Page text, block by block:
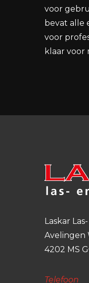
voor
bevat alle
voor
klaar voor
Laskar
Avelingen
4202 MS
Telefoon